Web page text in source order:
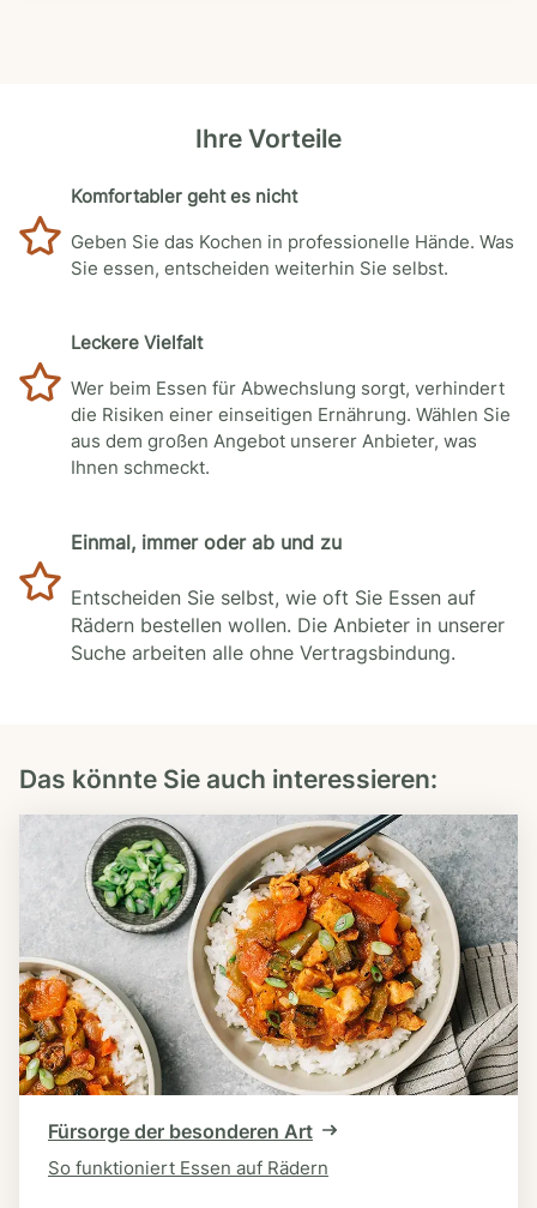
Ihre Vorteile
Komfortabler geht es nicht
Geben Sie das Kochen in professionelle Hände. Was
Sie essen, entscheiden weiterhin Sie selbst.
Leckere Vielfalt
Wer beim Essen für Abwechslung sorgt, verhindert
die Risiken einer einseitigen Ernährung. Wählen Sie
aus dem großen Angebot unserer Anbieter, was
Ihnen schmeckt.
Einmal, immer oder ab und zu
Entscheiden Sie selbst, wie oft Sie Essen auf
Rädern bestellen wollen. Die Anbieter in unserer
Suche arbeiten alle ohne Vertragsbindung.
Das könnte Sie auch interessieren:
Fürsorge der besonderen Art
So funktioniert Essen auf Rädern